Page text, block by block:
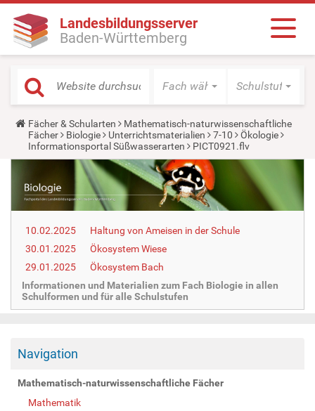
Landesbildungsserver
Baden-Württemberg
Fach wählen Schulstufe
Y
o
u
a
h
e
r
:
Fächer & Schularten
Mathematisch-naturwissenschaftliche
Fächer
Biologie Unterrichtsmaterialien 7-10
Ökologie
Informationsportal Süßwasserarten
PICT0921.flv
10.02.2025
Haltung von Ameisen in der Schule
30.01.2025
Ökosystem Wiese
29.01.2025
Ökosystem Bach
Informationen und Materialien zum Fach Biologie in allen
Schulformen und für alle Schulstufen
Navigation
Mathematisch-naturwissenschaftliche Fächer
Mathematik